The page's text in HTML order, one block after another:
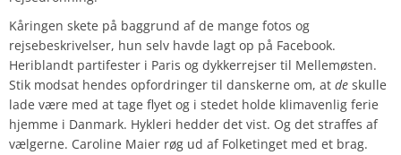
Kåringen skete på baggrund af de mange fotos og
rejsebeskrivelser, hun selv havde lagt op på Facebook.
Heriblandt partifester i Paris og dykkerrejser til Mellemøsten.
Stik modsat hendes opfordringer til danskerne om, at de skulle
lade være med at tage flyet og i stedet holde klimavenlig ferie
hjemme i Danmark. Hykleri hedder det vist. Og det straffes af
vælgerne. Caroline Maier røg ud af Folketinget med et brag.